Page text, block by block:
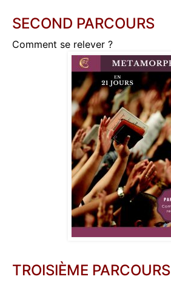
SECOND PARCOURS
Comment se relever ?
TROISIÈME PARCOURS